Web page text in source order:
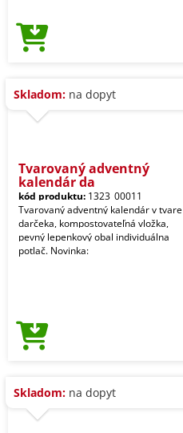
Skladom: na dopyt
Tvarovaný adventný
kalendár da
kód produktu: 1323_00011
Tvarovaný adventný kalendár v tvare
darčeka, kompostovateľná vložka,
pevný lepenkový obal individuálna
potlač. Novinka:
Skladom: na dopyt